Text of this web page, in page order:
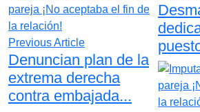
Previous Article
Denuncian plan de la
extrema derecha
contra embajada...